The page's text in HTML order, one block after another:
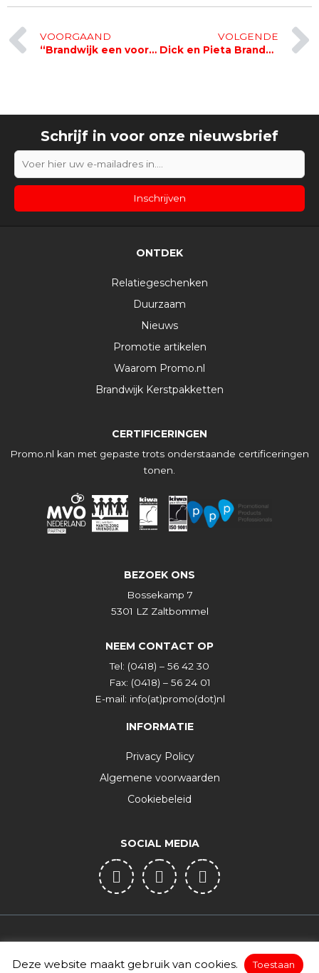
Vorige
VOORGAAND
“Brandwijk een voorbeeld voor Provincie”
VOLGENDE
Dick en Pieta Brandwijk winnen Rabobank Award 2011
Schrijf in voor onze nieuwsbrief
ONTDEK
Relatiegeschenken
Duurzaam
Nieuws
Promotie artikelen
Waarom Promo.nl
Brandwijk Kerstpakketten
CERTIFICERINGEN
Promo.nl kan met gepaste trots onderstaande certificeringen
tonen.
BEZOEK ONS
Bossekamp 7
5301 LZ Zaltbommel
NEEM CONTACT OP
Tel: (0418) – 56 42 30
Fax: (0418) – 56 24 01
E-mail: info(at)promo(dot)nl
INFORMATIE
Privacy Policy
Algemene voorwaarden
Cookiebeleid
SOCIAL MEDIA
LinkedinFacebook
Twitter
© 1982-2025 Promo.nl
Site by
Deze website maakt gebruik van cookies. Toestaan